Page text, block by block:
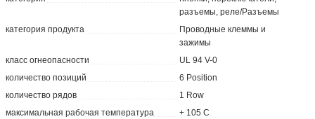
разъемы, реле/Разъемы
категория продукта
Проводные клеммы и
зажимы
класс огнеопасности
UL 94 V-0
количество позиций
6 Position
количество рядов
1 Row
максимальная рабочая температура
+ 105 C